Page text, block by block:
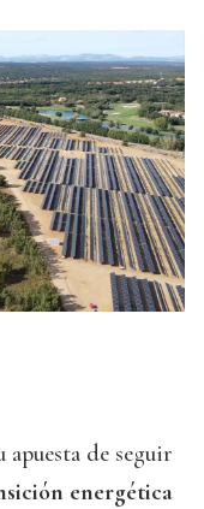
apuesta de seguir
energética